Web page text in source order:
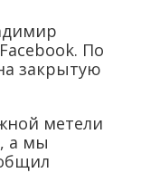
По
закрытую
метели
а мы